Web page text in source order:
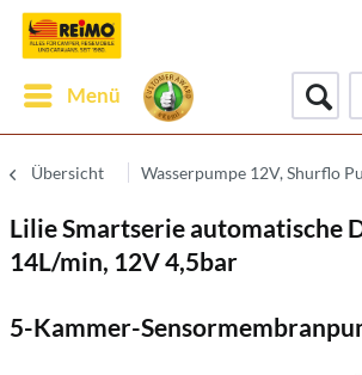
Menü
Übersicht Wasserpumpe 12V, Shurflo
Lilie Smartserie automatische
14L/min, 12V 4,5bar
5-Kammer-